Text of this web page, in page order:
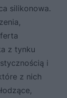
silikonowa.
z tynku
i
z nich